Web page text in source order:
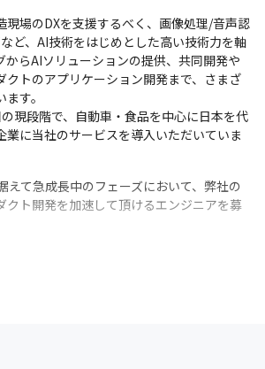
現場のDXを支援するべく、画像処理/音声認
ど、AI技術をはじめとした高い技術力を軸
からAIソリューションの提供、共同開発や
クトのアプリケーション開発まで、さまざ
す。
現段階で、自動車・食品を中心に日本を代
業に当社のサービスを導入いただいていま
えて急成長中のフェーズにおいて、弊社の
クト開発を加速して頂けるエンジニアを募